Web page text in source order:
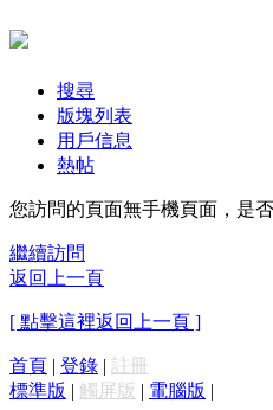
搜尋
版塊列表
用戶信息
熱帖
您訪問的頁面無手機頁面，是
繼續訪問
返回上一頁
[ 點擊這裡返回上一頁 ]
首頁 | 登錄 | 註冊
標準版 | 觸屏版 | 電腦版 |